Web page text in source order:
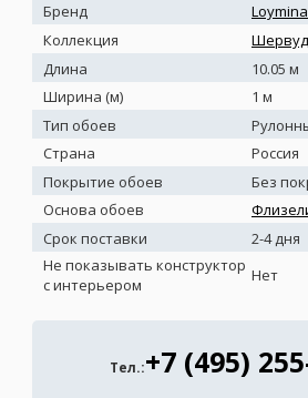
Бренд
Loymina
Коллекция
Шервуд
Длина
10.05 м
Ширина (м)
1 м
Тип обоев
Страна
Россия
Покрытие обоев
Без
Основа обоев
Срок поставки
2-4 дня
Не показывать конструктор
с интерьером
Нет
Тел.:+7 (495)